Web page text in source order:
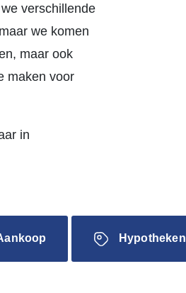
verschillende
we komen
maar ook
maken voor
in
Hypotheken